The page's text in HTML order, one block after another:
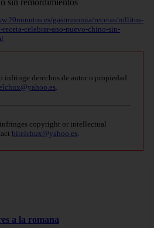
gastronomia/recetas/rollitos-
celebrar-ano-nuevo-chino-sin-
infringe derechos de autor o propiedad
copyright or intellectual
bitelchux@yahoo.es
a la romana